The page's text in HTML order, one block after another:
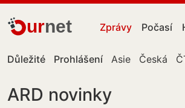
urnet Zprávy Počasí
Důležité Prohlášení Asie Česká
ARD novinky